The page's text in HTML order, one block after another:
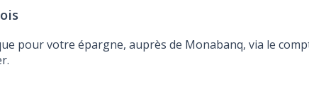
pour votre épargne, auprès de Monabanq, via le